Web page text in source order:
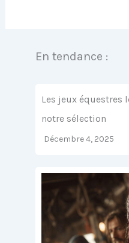
En tendance :
Les jeux équestres
notre sélection
Décembre 4, 2025